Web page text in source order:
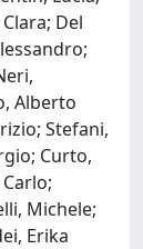
Del
Alberto
Stefani,
Curto,
Michele;
Erika